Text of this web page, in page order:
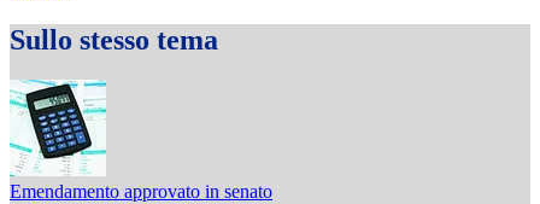
Sullo stesso tema
Emendamento approvato in senato